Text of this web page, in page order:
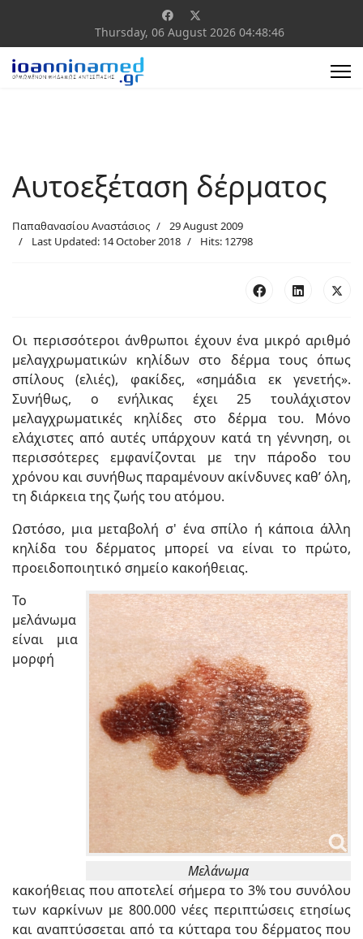
Thursday, 06 August 2026 04:48:46
Αυτοεξέταση δέρματος
Παπαθανασίου Αναστάσιος
29 August 2009
Last Updated: 14 October 2018
Hits: 12798
Οι περισσότεροι άνθρωποι έχουν ένα μικρό αριθμό
μελαγχρωματικών κηλίδων στο δέρμα τους όπως
σπίλους (ελιές), φακίδες, «σημάδια εκ γενετής».
Συνήθως, ο ενήλικας έχει 25 τουλάχιστον
μελαγχρωματικές κηλίδες στο δέρμα του. Μόνο
ελάχιστες από αυτές υπάρχουν κατά τη γέννηση, οι
περισσότερες εμφανίζονται με την πάροδο του
χρόνου και συνήθως παραμένουν ακίνδυνες καθ’ όλη,
τη διάρκεια της ζωής του ατόμου.
Ωστόσο, μια μεταβολή σ' ένα σπίλο ή κάποια άλλη
κηλίδα του δέρματος μπορεί να είναι το πρώτο,
προειδοποιητικό σημείο κακοήθειας.
Μελάνωμα
Το
μελάνωμα
είναι μια
μορφή
κακοήθειας που αποτελεί σήμερα το 3% του συνόλου
των καρκίνων με 800.000 νέες περιπτώσεις ετησίως
και αναπτύσσεται από τα κύτταρα του δέρματος που